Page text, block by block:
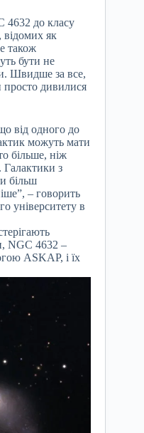
4632 до класу
відомих як
також
бути не
Швидше за все,
дивилися
від одного до
можуть мати
більше, ніж
Галактики з
більш
– говорить
університету в
NGC 4632 –
ASKAP, і їх